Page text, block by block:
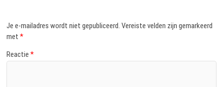
Je e-mailadres wordt niet gepubliceerd. Vereiste velden zijn gemarkeerd
met*
Reactie*